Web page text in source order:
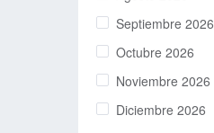
Septiembre 2026
Octubre 2026
Noviembre 2026
Diciembre 2026